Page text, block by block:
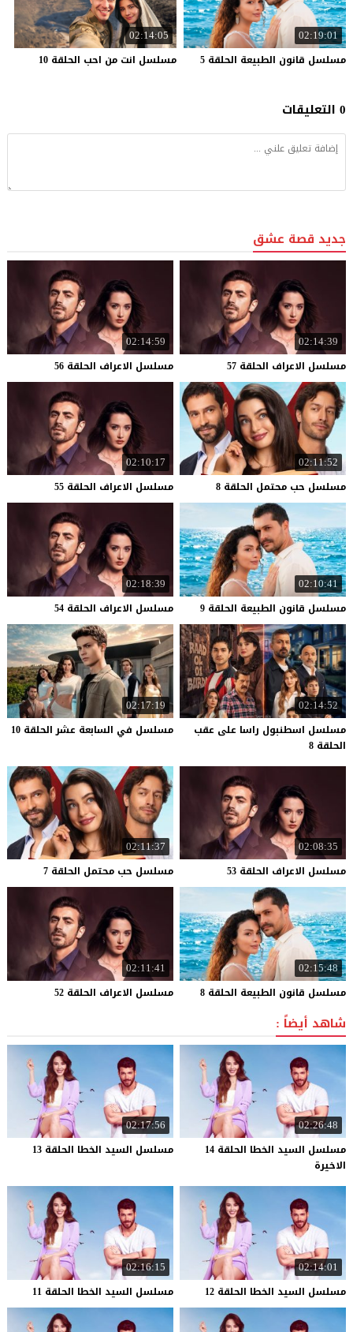
02:19:01
مسلسل قانون الطبيعة الحلقة 5
02:14:05
مسلسل انت من احب الحلقة 10
0 التعليقات
جديد قصة عشق
02:14:39
مسلسل الاعراف الحلقة 57
02:14:59
مسلسل الاعراف الحلقة 56
02:11:52
مسلسل حب محتمل الحلقة 8
02:10:17
مسلسل الاعراف الحلقة 55
02:10:41
مسلسل قانون الطبيعة الحلقة 9
02:18:39
مسلسل الاعراف الحلقة 54
02:14:52
مسلسل اسطنبول راسا على عقب
الحلقة 8
02:17:19
مسلسل في السابعة عشر الحلقة 10
02:08:35
مسلسل الاعراف الحلقة 53
02:11:37
مسلسل حب محتمل الحلقة 7
02:15:48
مسلسل قانون الطبيعة الحلقة 8
02:11:41
مسلسل الاعراف الحلقة 52
شاهد أيضاً :
02:26:48
مسلسل السيد الخطا الحلقة 14
الاخيرة
02:17:56
مسلسل السيد الخطا الحلقة 13
02:14:01
مسلسل السيد الخطا الحلقة 12
02:16:15
مسلسل السيد الخطا الحلقة 11